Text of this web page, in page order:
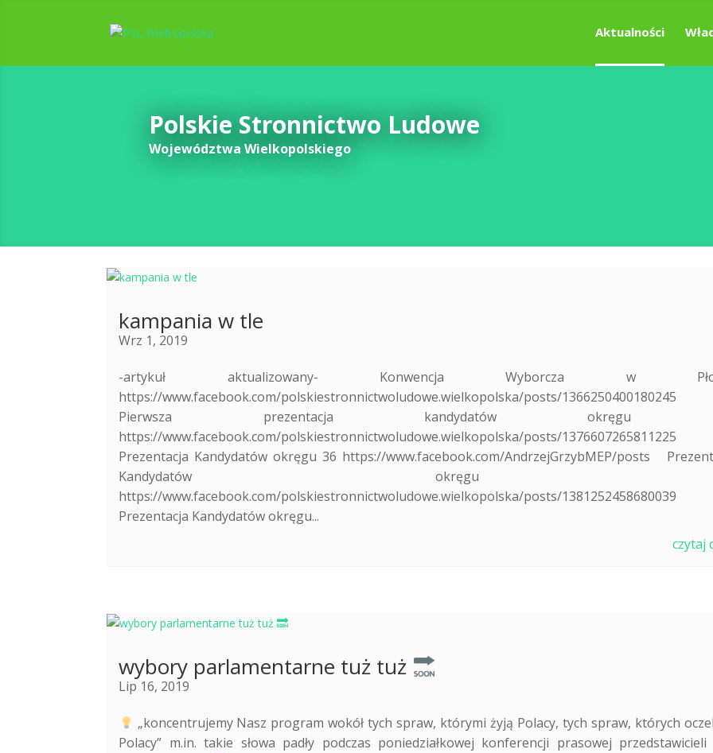
Aktualności
Polskie Stronnictwo Ludowe
Województwa Wielkopolskiego
kampania w tle
Wrz 1, 2019
-artykuł aktualizowany- Konwencja Wyborcza w
https://www.facebook.com/polskiestronnictwoludowe.wielkopolska/posts/
Pierwsza prezentacja kandydatów okręgu
https://www.facebook.com/polskiestronnictwoludowe.wielkopolska/posts/
Prezentacja Kandydatów okręgu 36 https://www.facebook.com/AndrzejGrzybMEP/posts
Kandydatów okręgu
https://www.facebook.com/polskiestronnictwoludowe.wielkopolska/posts/
Prezentacja Kandydatów okręgu...
czytaj
wybory parlamentarne tuż tuż
Lip 16, 2019
„koncentrujemy Nasz program wokół tych spraw, którymi żyją Polacy, tych spraw, których
Polacy” m.in. takie słowa padły podczas poniedziałkowej konferencji prasowej przedstawicieli